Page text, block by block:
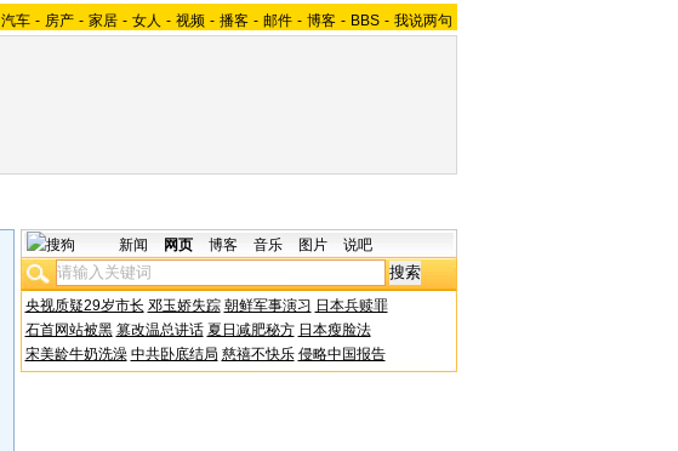
汽车 - 房产 - 家居 - 女人 - 视频 - 播客 - 邮件 - 博客 - BBS - 我说两句
新闻 网页 博客 音乐 图片 说吧
央视质疑29岁市长 邓玉娇失踪 朝鲜军事演习 日本兵赎罪
石首网站被黑 篡改温总讲话 夏日减肥秘方 日本瘦脸法
宋美龄牛奶洗澡 中共卧底结局 慈禧不快乐 侵略中国报告